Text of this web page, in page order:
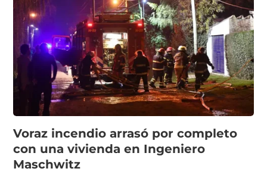
Voraz incendio arrasó por completo
con una vivienda en Ingeniero
Maschwitz